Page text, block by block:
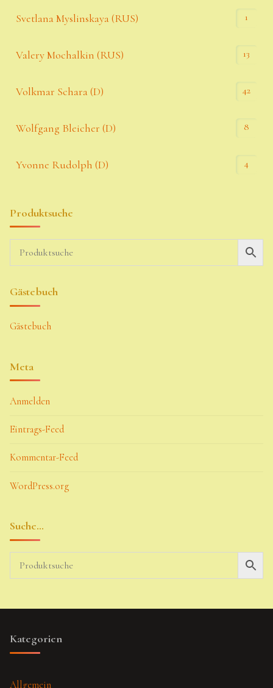
Svetlana Myslinskaya (RUS) 1
Valery Mochalkin (RUS) 13
Volkmar Schara (D) 42
Wolfgang Bleicher (D) 8
Yvonne Rudolph (D) 4
Produktsuche
Gästebuch
Gästebuch
Meta
Anmelden
Eintrags-Feed
Kommentar-Feed
WordPress.org
Suche…
Kategorien
Allgemein